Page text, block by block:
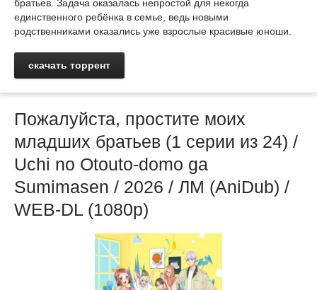
братьев. Задача оказалась непростой для некогда
единственного ребёнка в семье, ведь новыми
родственниками оказались уже взрослые красивые юноши.
скачать торрент
Пожалуйста, простите моих
младших братьев (1 серии из 24) /
Uchi no Otouto-domo ga
Sumimasen / 2026 / ЛМ (AniDub) /
WEB-DL (1080p)